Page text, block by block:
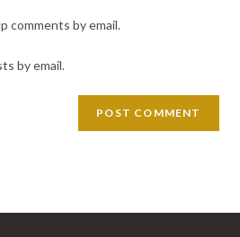
comments by email.
by email.